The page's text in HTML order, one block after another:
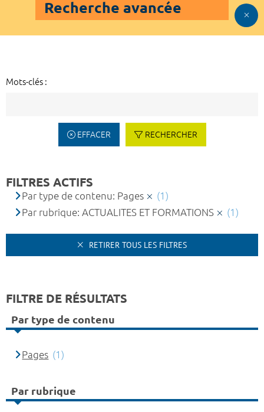
Recherche avancée
Mots-clés :
EFFACER RECHERCHER
FILTRES ACTIFS
Par type de contenu: Pages
(1)
Par rubrique: ACTUALITES ET FORMATIONS
(1)
RETIRER TOUS LES FILTRES
FILTRE DE RÉSULTATS
Par type de contenu
Pages (1)
Par rubrique